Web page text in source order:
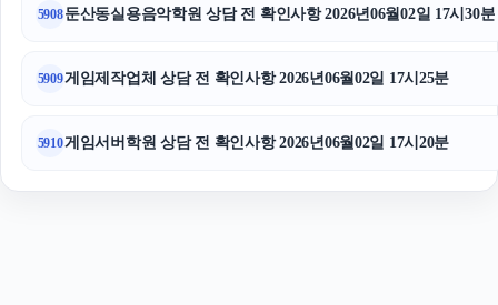
5908둔산동실용음악학원 상담 전 확인사항 2026년06월02일 17시30분
5909게임제작업체 상담 전 확인사항 2026년06월02일 17시25분
5910게임서버학원 상담 전 확인사항 2026년06월02일 17시20분